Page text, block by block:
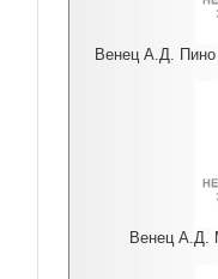
Венец А.Д. Пино
Венец А.Д.